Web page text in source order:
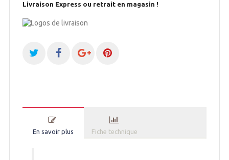
Livraison Express ou retrait en magasin !
En savoir plus Fiche technique